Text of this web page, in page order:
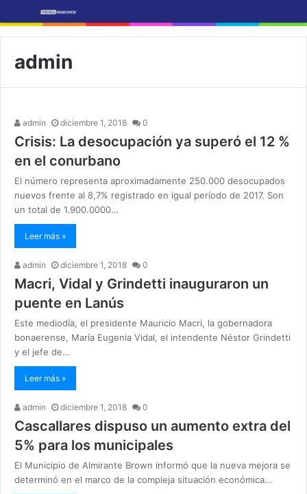
admin
admin diciembre 1, 2018 0
Crisis: La desocupación ya superó el 12 %
en el conurbano
El número representa aproximadamente 250.000 desocupados
nuevos frente al 8,7% registrado en igual período de 2017. Son
un total de 1.900.0000…
Leer más »
admin diciembre 1, 2018 0
Macri, Vidal y Grindetti inauguraron un
puente en Lanús
Este mediodía, el presidente Mauricio Macri, la gobernadora
bonaerense, María Eugenia Vidal, el intendente Néstor Grindetti
y el jefe de…
Leer más »
admin diciembre 1, 2018 0
Cascallares dispuso un aumento extra del
5% para los municipales
El Municipio de Almirante Brown informó que la nueva mejora se
determinó en el marco de la compleja situación económica…